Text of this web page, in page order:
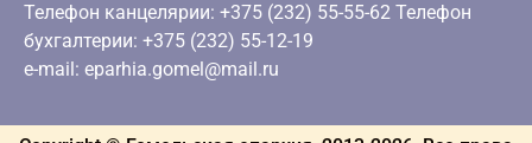
Телефон канцелярии: +375 (232) 55-55-62 Телефон
бухгалтерии: +375 (232) 55-12-19
e-mail: eparhia.gomel@mail.ru